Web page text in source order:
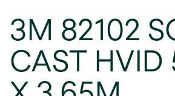
3M 82102
CAST HVID